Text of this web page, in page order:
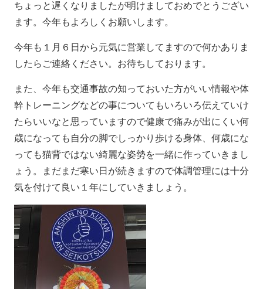
ちょっと遅くなりましたが明けましておめでとうござい
ます。今年もよろしくお願いします。
今年も１月６日から元気に営業してますので何かありま
したらご連絡ください。お待ちしております。
また、今年も交通事故の知っておいた方がいい情報や体
幹トレーニングなどの事についてもいろいろ伝えていけ
たらいいなと思っていますので健康で痛みが出にくい何
歳になっても自分の脚でしっかり歩ける身体、何歳にな
っても猫背ではない綺麗な姿勢を一緒に作っていきまし
ょう。まだまだ寒い日が続きますので体調管理には十分
気を付けて良い１年にしていきましょう。